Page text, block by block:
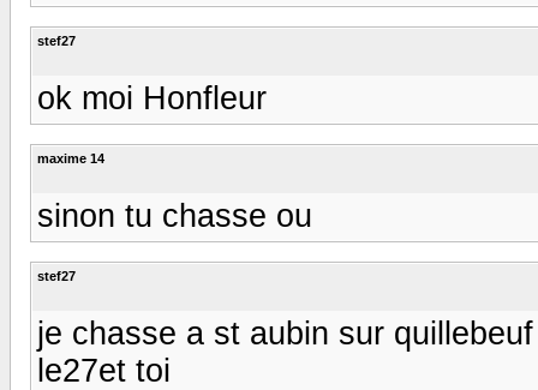
stef27
ok moi Honfleur
maxime 14
sinon tu chasse ou
stef27
je chasse a st aubin sur
le27et toi